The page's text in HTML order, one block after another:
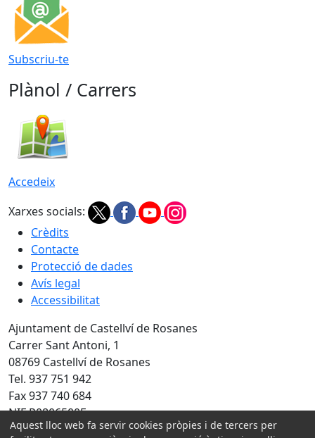
Subscriu-te
Plànol / Carrers
Accedeix
Xarxes socials:
Crèdits
Contacte
Protecció de dades
Avís legal
Accessibilitat
Ajuntament de Castellví de Rosanes
Carrer Sant Antoni, 1
08769 Castellví de Rosanes
Tel. 937 751 942
Fax 937 740 684
NIF P0806500E
Aquest lloc web fa servir cookies pròpies i de tercers per